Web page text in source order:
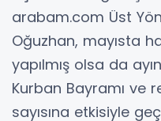
arabam.com Üst
Oğuzhan, mayısta
yapılmış olsa da
Kurban Bayramı ve
sayısına etkisiyle